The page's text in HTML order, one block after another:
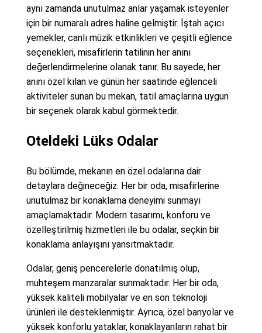
aynı zamanda unutulmaz anlar yaşamak isteyenler
için bir numaralı adres haline gelmiştir. İştah açıcı
yemekler, canlı müzik etkinlikleri ve çeşitli eğlence
seçenekleri, misafirlerin tatilinin her anını
değerlendirmelerine olanak tanır. Bu sayede, her
anını özel kılan ve günün her saatinde eğlenceli
aktiviteler sunan bu mekan, tatil amaçlarına uygun
bir seçenek olarak kabul görmektedir.
Oteldeki Lüks Odalar
Bu bölümde, mekanın en özel odalarına dair
detaylara değineceğiz. Her bir oda, misafirlerine
unutulmaz bir konaklama deneyimi sunmayı
amaçlamaktadır. Modern tasarımı, konforu ve
özelleştirilmiş hizmetleri ile bu odalar, seçkin bir
konaklama anlayışını yansıtmaktadır.
Odalar, geniş pencerelerle donatılmış olup,
muhteşem manzaralar sunmaktadır. Her bir oda,
yüksek kaliteli mobilyalar ve en son teknoloji
ürünleri ile desteklenmiştir. Ayrıca, özel banyolar ve
yüksek konforlu yataklar, konaklayanların rahat bir